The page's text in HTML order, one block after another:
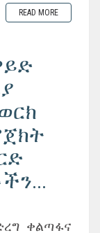
READ MORE
ቀልጣፋና